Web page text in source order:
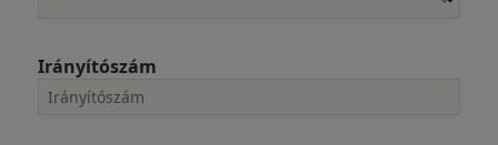
Irányítószám